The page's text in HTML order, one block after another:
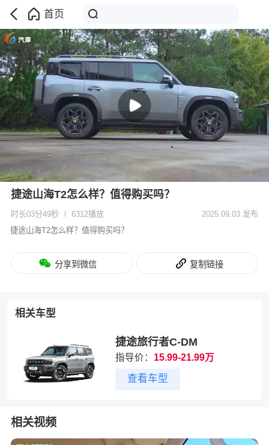
首页
捷途山海T2怎么样？值得购买吗？
时长03分49秒 6312播放
2025.09.03 发布
捷途山海T2怎么样？值得购买吗？
分享到微信 复制链接
相关车型
捷途旅行者C-DM
指导价： 15.99-21.99万
查看车型
相关视频